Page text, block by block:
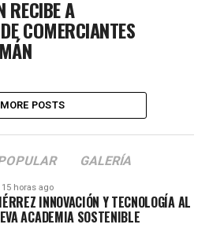
RECIBE A
COMERCIANTES
MORE POSTS
GALERÍA
15 horas ago
INNOVACIÓN Y TECNOLOGÍA AL
ACADEMIA SOSTENIBLE